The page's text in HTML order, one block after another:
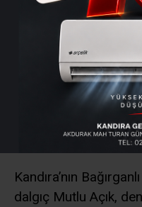
Kandıra
Alarmı:
Olabileceği
Kandıra’nın
dalgıç Mutlu Açık,